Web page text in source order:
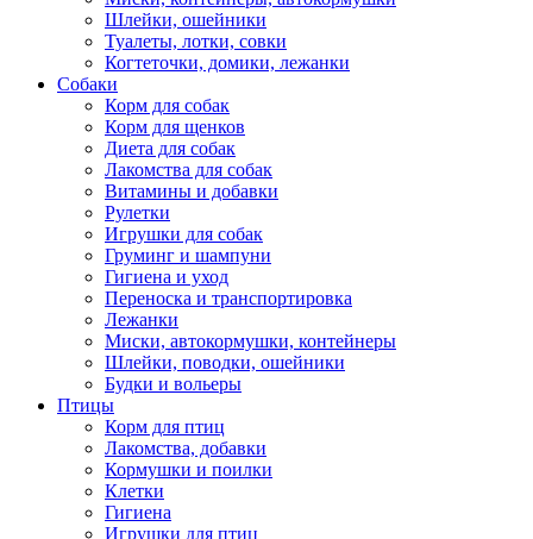
Шлейки, ошейники
Туалеты, лотки, совки
Когтеточки, домики, лежанки
Собаки
Корм для собак
Корм для щенков
Диета для собак
Лакомства для собак
Витамины и добавки
Рулетки
Игрушки для собак
Груминг и шампуни
Гигиена и уход
Переноска и транспортировка
Лежанки
Миски, автокормушки, контейнеры
Шлейки, поводки, ошейники
Будки и вольеры
Птицы
Корм для птиц
Лакомства, добавки
Кормушки и поилки
Клетки
Гигиена
Игрушки для птиц